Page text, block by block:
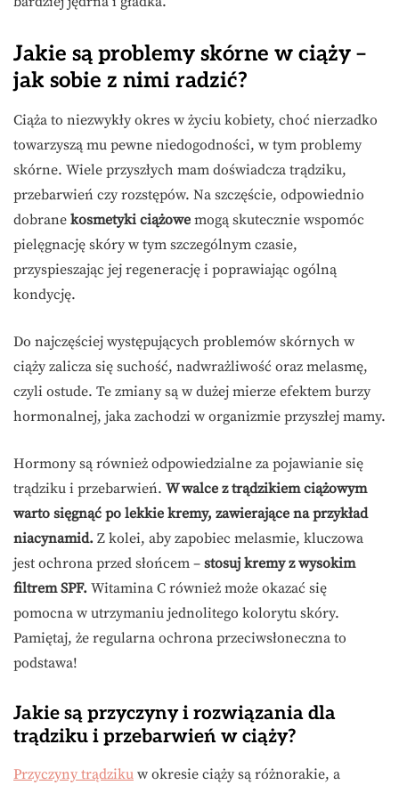
Jakie są problemy skórne w ciąży –
jak sobie z nimi radzić?
Ciąża to niezwykły okres w życiu kobiety, choć nierzadko
towarzyszą mu pewne niedogodności, w tym problemy
skórne. Wiele przyszłych mam doświadcza trądziku,
przebarwień czy rozstępów. Na szczęście, odpowiednio
dobrane kosmetyki ciążowe mogą skutecznie wspomóc
pielęgnację skóry w tym szczególnym czasie,
przyspieszając jej regenerację i poprawiając ogólną
kondycję.
Do najczęściej występujących problemów skórnych w
ciąży zalicza się suchość, nadwrażliwość oraz melasmę,
czyli ostude. Te zmiany są w dużej mierze efektem burzy
hormonalnej, jaka zachodzi w organizmie przyszłej mamy.
Hormony są również odpowiedzialne za pojawianie się
trądziku i przebarwień. W walce z trądzikiem ciążowym
warto sięgnąć po lekkie kremy, zawierające na przykład
niacynamid. Z kolei, aby zapobiec melasmie, kluczowa
jest ochrona przed słońcem – stosuj kremy z wysokim
filtrem SPF. Witamina C również może okazać się
pomocna w utrzymaniu jednolitego kolorytu skóry.
Pamiętaj, że regularna ochrona przeciwsłoneczna to
podstawa!
Jakie są przyczyny i rozwiązania dla
trądziku i przebarwień w ciąży?
Przyczyny trądziku w okresie ciąży są różnorakie, a